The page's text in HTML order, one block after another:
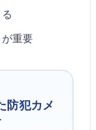
重要
防犯カメ